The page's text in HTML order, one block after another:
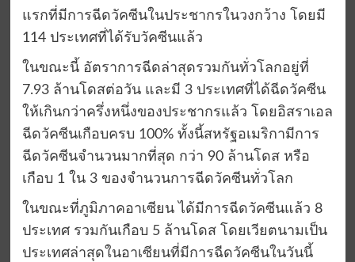
แรกที่มีการฉีดวัคซีนในประชากรในวงกว้าง โดยมี
114 ประเทศที่ได้รับวัคซีนแล้ว
ในขณะนี้ อัตราการฉีดล่าสุดรวมกันทั่วโลกอยู่ที่
7.93 ล้านโดสต่อวัน และมี 3 ประเทศที่ได้ฉีดวัคซีน
ให้เกินกว่าครึ่งหนึ่งของประชากรแล้ว โดยอิสราเอล
ฉีดวัคซีนเกือบครบ 100% ทั้งนี้สหรัฐอเมริกามีการ
ฉีดวัคซีนจำนวนมากที่สุด กว่า 90 ล้านโดส หรือ
เกือบ 1 ใน 3 ของจำนวนการฉีดวัคซีนทั่วโลก
ในขณะที่ภูมิภาคอาเซียน ได้มีการฉีดวัคซีนแล้ว 8
ประเทศ รวมกันเกือบ 5 ล้านโดส โดยเวียตนามเป็น
ประเทศล่าสุดในอาเซียนที่มีการฉีดวัคซีนในวันนี้